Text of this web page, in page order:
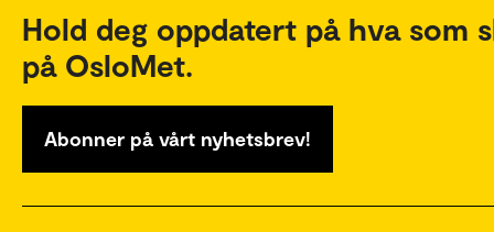
Hold deg oppdatert på hva som
på OsloMet.
Abonner på vårt nyhetsbrev!